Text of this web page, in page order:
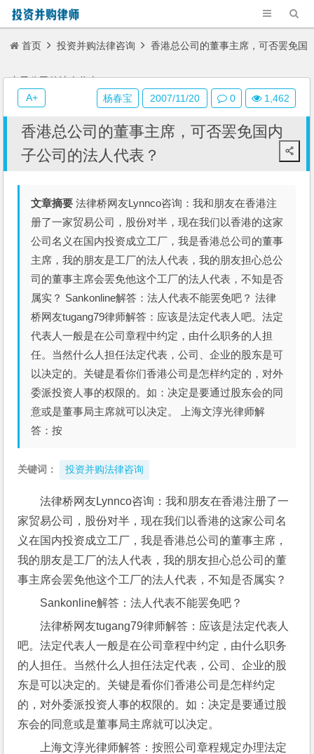
首页 投资并购法律咨询 香港总公司的董事主席，可否罢免国
内子公司的法人代表？
香港总公司的董事主席，可否罢免国内
子公司的法人代表？
文章摘要 法律桥网友Lynnco咨询：我和朋友在香港注
册了一家贸易公司，股份对半，现在我们以香港的这家
公司名义在国内投资成立工厂，我是香港总公司的董事
主席，我的朋友是工厂的法人代表，我的朋友担心总公
司的董事主席会罢免他这个工厂的法人代表，不知是否
属实？ Sankonline解答：法人代表不能罢免吧？ 法律
桥网友tugang79律师解答：应该是法定代表人吧。法定
代表人一般是在公司章程中约定，由什么职务的人担
任。当然什么人担任法定代表，公司、企业的股东是可
以决定的。关键是看你们香港公司是怎样约定的，对外
委派投资人事的权限的。如：决定是要通过股东会的同
意或是董事局主席就可以决定。 上海文淳光律师解
答：按
关键词： 投资并购法律咨询
法律桥网友Lynnco咨询：我和朋友在香港注册了一
家贸易公司，股份对半，现在我们以香港的这家公司名
义在国内投资成立工厂，我是香港总公司的董事主席，
我的朋友是工厂的法人代表，我的朋友担心总公司的董
事主席会罢免他这个工厂的法人代表，不知是否属实？
Sankonline解答：法人代表不能罢免吧？
法律桥网友tugang79律师解答：应该是法定代表人
吧。法定代表人一般是在公司章程中约定，由什么职务
的人担任。当然什么人担任法定代表，公司、企业的股
东是可以决定的。关键是看你们香港公司是怎样约定
的，对外委派投资人事的权限的。如：决定是要通过股
东会的同意或是董事局主席就可以决定。
上海文淳光律师解答：按照公司章程规定办理法定
杨春宝 2007/11/20 0 1,462
A+